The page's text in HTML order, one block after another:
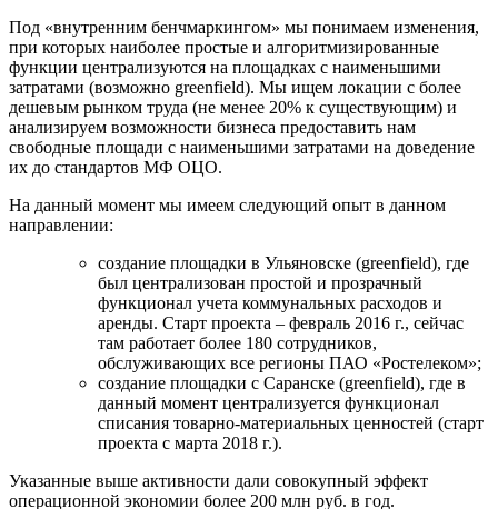
Под «внутренним бенчмаркингом» мы понимаем изменения,
при которых наиболее простые и алгоритмизированные
функции централизуются на площадках с наименьшими
затратами (возможно greenfield). Мы ищем локации с более
дешевым рынком труда (не менее 20% к существующим) и
анализируем возможности бизнеса предоставить нам
свободные площади с наименьшими затратами на доведение
их до стандартов МФ ОЦО.
На данный момент мы имеем следующий опыт в данном
направлении:
создание площадки в Ульяновске (greenfield), где
был централизован простой и прозрачный
функционал учета коммунальных расходов и
аренды. Старт проекта – февраль 2016 г., сейчас
там работает более 180 сотрудников,
обслуживающих все регионы ПАО «Ростелеком»;
создание площадки с Саранске (greenfield), где в
данный момент централизуется функционал
списания товарно-материальных ценностей (старт
проекта с марта 2018 г.).
Указанные выше активности дали совокупный эффект
операционной экономии более 200 млн руб. в год.